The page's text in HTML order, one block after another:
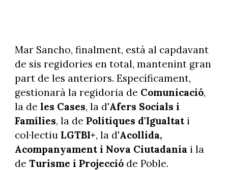
Mar Sancho, finalment, està al capdavant
de sis regidories en total, mantenint gran
part de les anteriors. Específicament,
gestionarà la regidoria de Comunicació,
la de les Cases, la d'Afers Socials i
Famílies, la de Polítiques d'Igualtati
col·lectiu LGTBI+, la d'Acollida,
Acompanyament i Nova Ciutadania i la
de Turisme i Projeccióde Poble.